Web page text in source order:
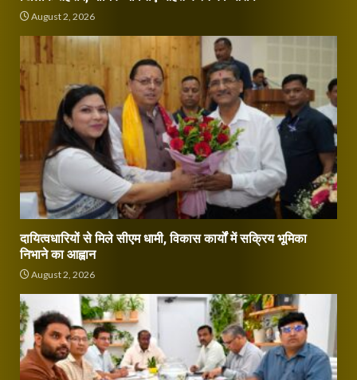
August 2, 2026
दायित्वधारियों से मिले सीएम धामी, विकास कार्यों में सक्रिय भूमिका
निभाने का आह्वान
August 2, 2026